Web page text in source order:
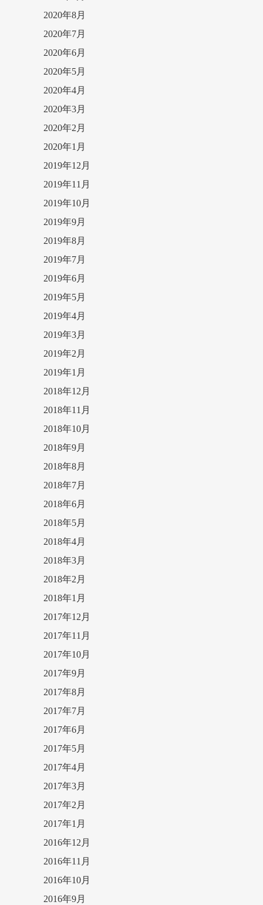
2020年8月
2020年7月
2020年6月
2020年5月
2020年4月
2020年3月
2020年2月
2020年1月
2019年12月
2019年11月
2019年10月
2019年9月
2019年8月
2019年7月
2019年6月
2019年5月
2019年4月
2019年3月
2019年2月
2019年1月
2018年12月
2018年11月
2018年10月
2018年9月
2018年8月
2018年7月
2018年6月
2018年5月
2018年4月
2018年3月
2018年2月
2018年1月
2017年12月
2017年11月
2017年10月
2017年9月
2017年8月
2017年7月
2017年6月
2017年5月
2017年4月
2017年3月
2017年2月
2017年1月
2016年12月
2016年11月
2016年10月
2016年9月